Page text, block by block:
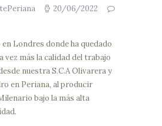
20/06/2022
Londres donde ha quedado
vez más la calidad del trabajo
nuestra S.C.A Olivarera y
en Periana, al producir
bajo la más alta